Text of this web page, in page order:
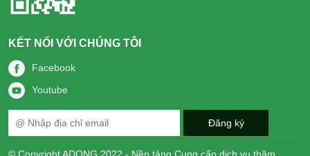
KẾT NỐI VỚI CHÚNG TÔI
Facebook
Youtube